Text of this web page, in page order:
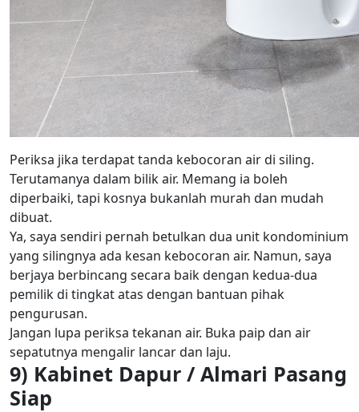
Periksa jika terdapat tanda kebocoran air di siling.
Terutamanya dalam bilik air. Memang ia boleh
diperbaiki, tapi kosnya bukanlah murah dan mudah
dibuat.
Ya, saya sendiri pernah betulkan dua unit kondominium
yang silingnya ada kesan kebocoran air. Namun, saya
berjaya berbincang secara baik dengan kedua-dua
pemilik di tingkat atas dengan bantuan pihak
pengurusan.
Jangan lupa periksa tekanan air. Buka paip dan air
sepatutnya mengalir lancar dan laju.
9) Kabinet Dapur / Almari Pasang
Siap